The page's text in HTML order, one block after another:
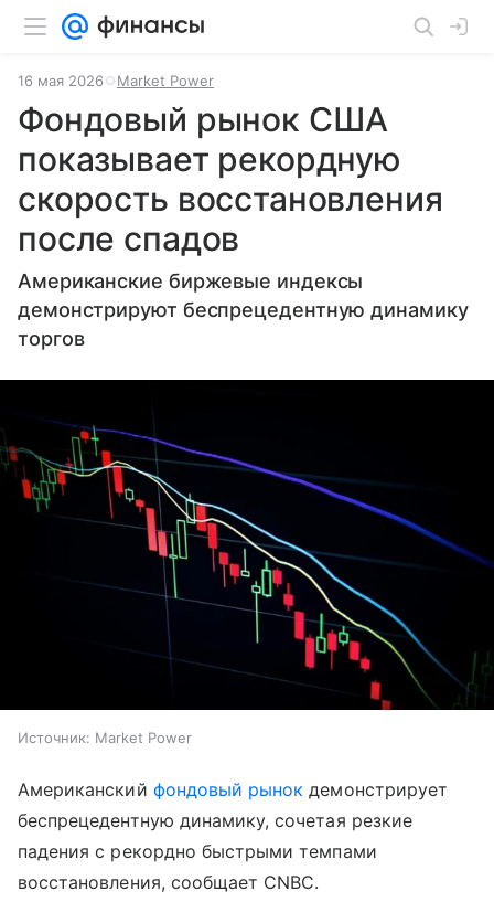
16 мая 2026 Market Power
Фондовый рынок США
показывает рекордную
скорость восстановления
после спадов
Американские биржевые индексы
демонстрируют беспрецедентную динамику
торгов
Источник: Market Power
Американский фондовый рынок демонстрирует
беспрецедентную динамику, сочетая резкие
падения с рекордно быстрыми темпами
восстановления, сообщает CNBC.